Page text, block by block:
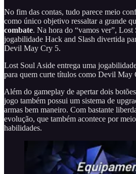
No fim das contas, tudo parece meio
como único objetivo ressaltar a grande
combate. Na hora do “vamos ver”, Lost
jogabilidade Hack and Slash divertida
Devil May Cry 5.
Lost Soul Aside entrega uma
para quem curte títulos como Devil May
Além do gameplay de apertar dois
jogo também possui um sistema de
armas bem maneiro. Com bastante
evolução, que também acontece por
habilidades.